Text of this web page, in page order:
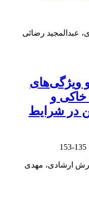
عبدالمجید رضائی
ویژگی‌های
خاکی و
در شرایط
135-153
ارشادی، مهدی